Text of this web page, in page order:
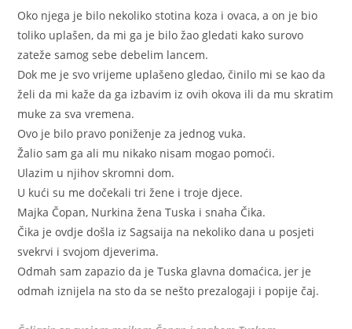
Oko njega je bilo nekoliko stotina koza i ovaca, a on je bio
toliko uplašen, da mi ga je bilo žao gledati kako surovo
zateže samog sebe debelim lancem.
Dok me je svo vrijeme uplašeno gledao, činilo mi se kao da
želi da mi kaže da ga izbavim iz ovih okova ili da mu skratim
muke za sva vremena.
Ovo je bilo pravo poniženje za jednog vuka.
Žalio sam ga ali mu nikako nisam mogao pomoći.
Ulazim u njihov skromni dom.
U kući su me dočekali tri žene i troje djece.
Majka Čopan, Nurkina žena Tuska i snaha Čika.
Čika je ovdje došla iz Sagsaija na nekoliko dana u posjeti
svekrvi i svojom djeverima.
Odmah sam zapazio da je Tuska glavna domaćica, jer je
odmah iznijela na sto da se nešto prezalogaji i popije čaj.